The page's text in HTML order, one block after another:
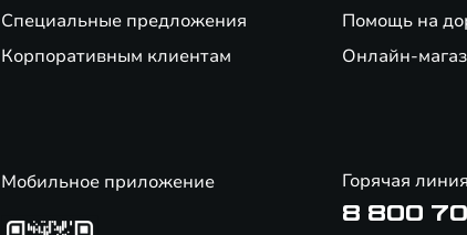
Специальные предложения
Корпоративным клиентам
Помощь на
Онлайн-
Мобильное приложение Горячая
8 800